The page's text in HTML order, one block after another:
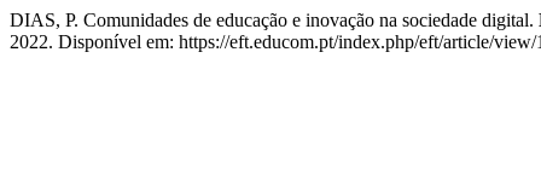
DIAS, P. Comunidades de educação e inovação na sociedade digital.
2022. Disponível em: https://eft.educom.pt/index.php/eft/article/